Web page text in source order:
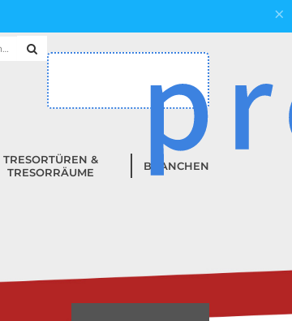
×
TRESORTÜREN &
TRESORRÄUME
BRANCHEN